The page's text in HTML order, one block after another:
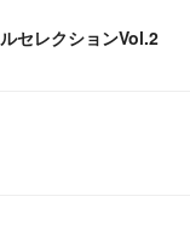
セレクションVol.2